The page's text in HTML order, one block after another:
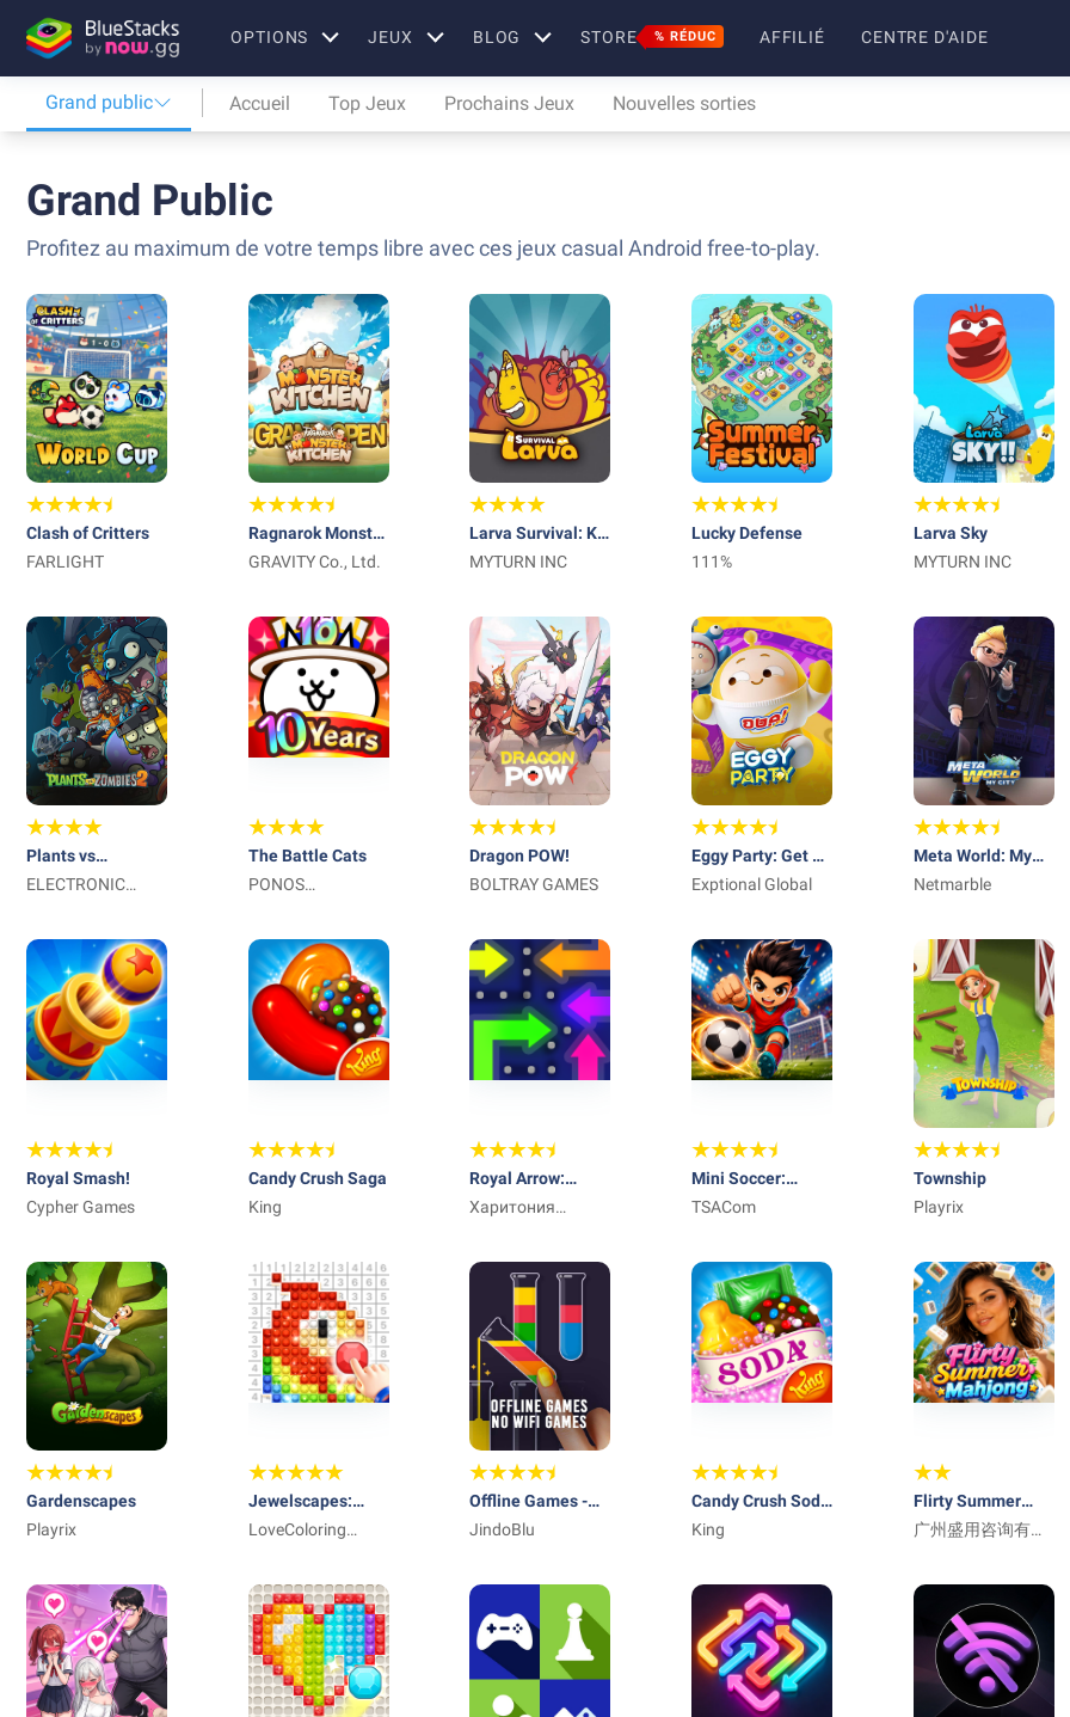
OPTIONS JEUX BLOG STORE % RÉDUC AFFILIÉ CENTRE D'AIDE
Grand public Accueil Top Jeux Prochains Jeux Nouvelles sorties
Grand Public
Profitez au maximum de votre temps libre avec ces jeux casual Android free-to-play.
Clash of Critters
FARLIGHT
Ragnarok Monster
Kitchen
GRAVITY Co., Ltd.
Larva Survival: K-
Ani Hunters
MYTURN INC
Lucky Defense
111%
Larva Sky
MYTURN INC
Plants vs
Zombies™ 2
ELECTRONIC
The Battle Cats
PONOS
Dragon POW!
BOLTRAY GAMES
Eggy Party: Get 30
Shiny Coins
Exptional Global
Meta World: My
City
Netmarble
Royal Smash!
Cypher Games
Candy Crush Saga
King
Royal Arrow:
Merge & Match
Харитония
Mini Soccer:
Football Cup 2026
TSACom
Township
Playrix
Gardenscapes
Playrix
Jewelscapes:
Color by Number
LoveColoring
Offline Games -
No Wifi Games
JindoBlu
Candy Crush Soda
Saga
King
Flirty Summer
Mahjong
广州盛用咨询有限